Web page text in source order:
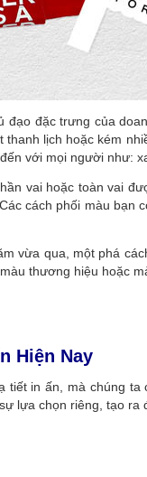
đặc trưng của
lịch hoặc kém
với mọi người như:
vai hoặc toàn vai
cách phối màu bạn
vừa qua, một phá
thương hiệu hoặc
Hiện Nay
in ấn, mà chúng
lựa chọn riêng, tạo ra